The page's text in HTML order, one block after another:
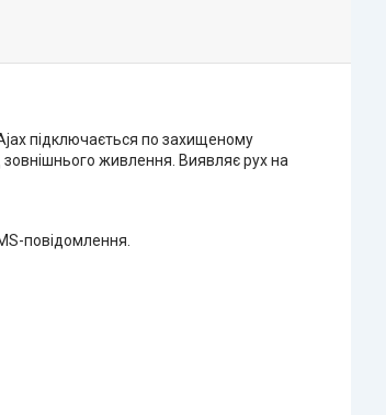
підключається по захищеному
живлення. Виявляє рух на
повідомлення.